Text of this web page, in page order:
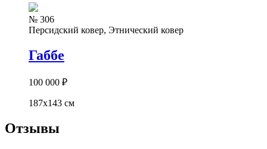
№ 306
Персидский ковер, Этнический ковер
Габбе
100 000 ₽
187x143 см
Отзывы